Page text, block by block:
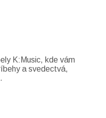
K:Music, kde vám
a svedectvá,